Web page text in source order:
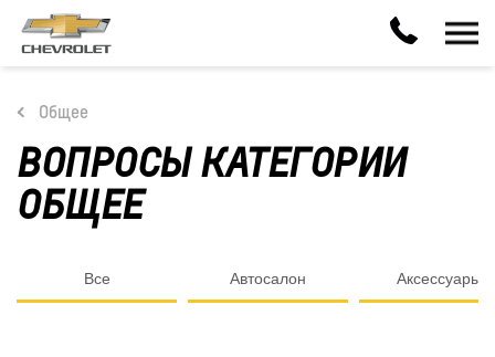
Общее
ВОПРОСЫ КАТЕГОРИИ
ОБЩЕЕ
Все Автосалон Аксессуары